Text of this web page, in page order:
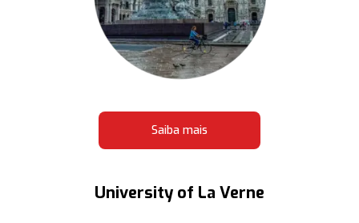
Saiba mais
University of La Verne